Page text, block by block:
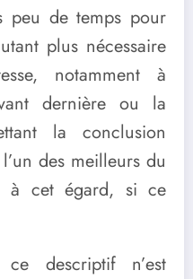
peu de temps pour
plus nécessaire
notamment à
dernière ou la
la conclusion
des meilleurs du
à cet égard, si ce
descriptif n’est